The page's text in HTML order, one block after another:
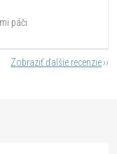
páči
Zobraziť ďalšie recenzie